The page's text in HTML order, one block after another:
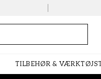
TILBEHØR & VÆRKTØJ